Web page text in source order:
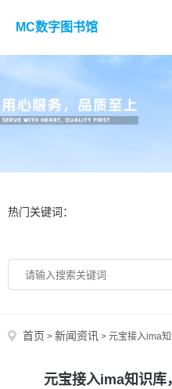
MC数字图书馆
热门关键词：
首页 > 新闻资讯 > 元宝接入ima
元宝接入ima知识库